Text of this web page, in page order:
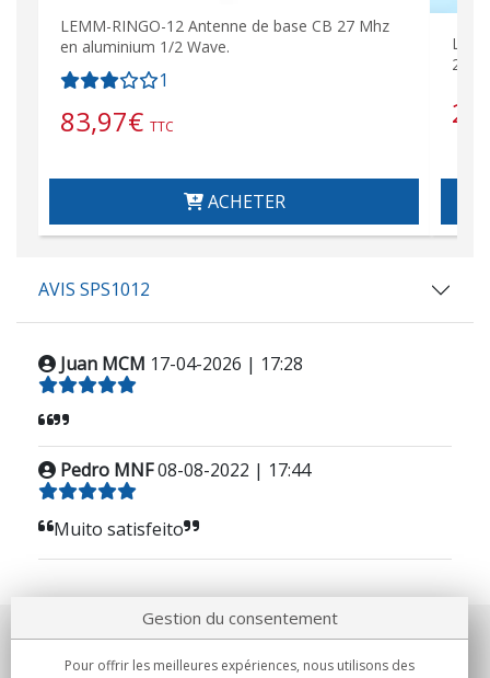
LEMM-RINGO-12 Antenne de base CB 27 Mhz
en aluminium 1/2 Wave.
1
83,97€ TTC
ACHETER
27
AVIS SPS1012
Juan MCM 17-04-2026 | 17:28
Pedro MNF08-08-2022 | 17:44
Muito satisfeito
Notre société
Gestion du consentement
Pour offrir les meilleures expériences, nous utilisons des